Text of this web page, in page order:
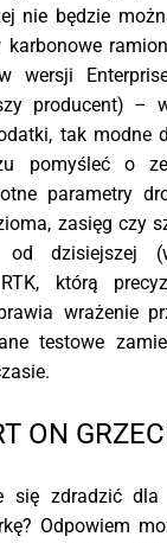
nie będzie
karbonowe
wersji
producent) –
tak modne
pomyśleć o
parametry
zasięg czy
dzisiejszej
RTK, którą
wrażenie
testowe
ON
się zdradzić dla
Odpowiem